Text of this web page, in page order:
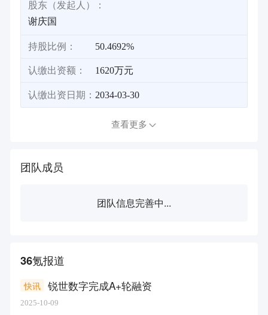
股东（发起人）：
谢庆国
持股比例： 50.4692%
认缴出资额： 1620万元
认缴出资日期： 2034-03-30
查看更多
团队成员
团队信息完善中...
36氪报道
锐世数字完成A+轮融资
快讯
2025-10-09